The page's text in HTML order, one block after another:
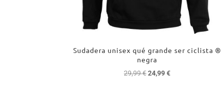
Sudadera unisex qué grande ser ciclista ®
negra
29,99€El
24,99€El